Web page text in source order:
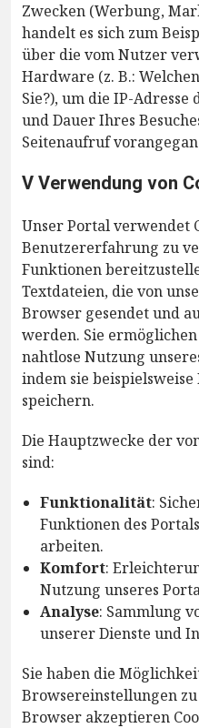
Zwecken (Werbung,
handelt es sich zum
über die vom Nutzer
Hardware (z. B.:
Sie?), um die IP-
und Dauer Ihres
Seitenaufruf
V Verwendung von
Unser Portal verwendet
Benutzererfahrung zu
Funktionen
Textdateien, die von
Browser gesendet und
werden. Sie
nahtlose Nutzung
indem sie
speichern.
Die Hauptzwecke der
sind:
Funktionalität:
Funktionen des
arbeiten.
Komfort:
Nutzung unseres
Analyse: Sammlung
unserer Dienste und
Sie haben die
Browsereinstellungen
Browser akzeptieren